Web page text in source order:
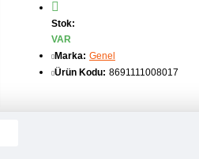
Stok:
VAR
Marka: Genel
Ürün Kodu: 8691111008017